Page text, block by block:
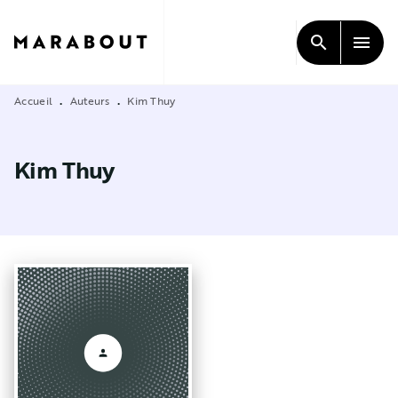
CONTENU
search menu
Accueil • Auteurs • Kim Thuy
Kim Thuy